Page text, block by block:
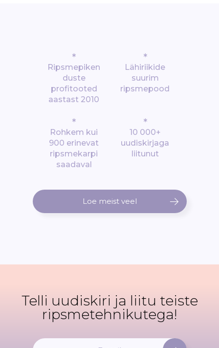
*
Ripsmepiken
duste
profitooted
aastast 2010
*
Lähiriikide
suurim
ripsmepood
*
Rohkem kui
900 erinevat
ripsmekarpi
saadaval
*
10 000+
uudiskirjaga
liitunut
Loe meist veel
Telli uudiskiri ja liitu teiste
ripsmetehnikutega!
L